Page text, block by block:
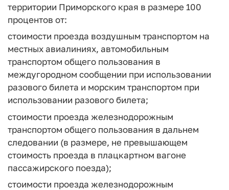
территории Приморского края в размере 100
процентов от:
стоимости проезда воздушным транспортом на
местных авиалиниях, автомобильным
транспортом общего пользования в
междугородном сообщении при использовании
разового билета и морским транспортом при
использовании разового билета;
стоимости проезда железнодорожным
транспортом общего пользования в дальнем
следовании (в размере, не превышающем
стоимость проезда в плацкартном вагоне
пассажирского поезда);
стоимости проезда железнодорожным